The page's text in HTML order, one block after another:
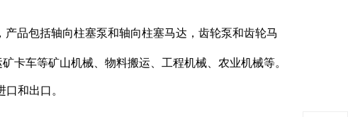
品包括轴向柱塞泵和轴向柱塞马达，齿轮泵和齿轮马
卡车等矿山机械、物料搬运、工程机械、农业机械等。
和出口。